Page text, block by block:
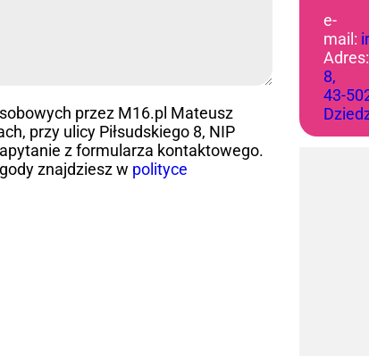
przez M16.pl Mateusz
przy ulicy Piłsudskiego 8, NIP
z formularza kontaktowego.
znajdziesz w polityce
e-
mail:
Adres:
8,
43-